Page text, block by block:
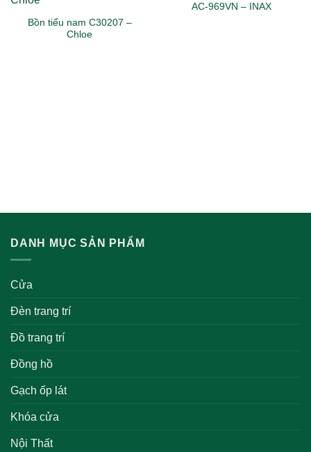
Bồn tiểu nam C30207 –
Chloe
AC-969VN – INAX
DANH MỤC SẢN PHẨM
Cửa
Đèn trang trí
Đồ trang trí
Đồng hồ
Gạch ốp lát
Khóa cửa
Nội Thất